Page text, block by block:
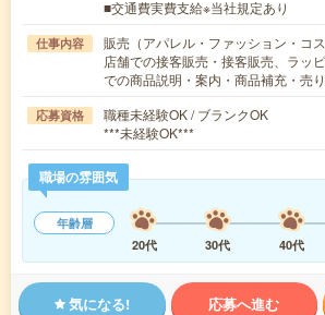
■交通費実費支給※当社規定あり
仕事内容
販売（アパレル・ファッション・コス
店舗での接客販売・接客販売、ラッ
での商品説明・案内・商品補充・売
応募資格
職種未経験OK / ブランクOK
***未経験OK***
職場の雰囲気
年齢層
20代
30代 40代
気になる! 応募へ進む